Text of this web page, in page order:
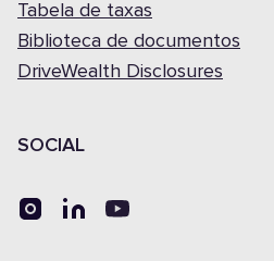
Tabela de taxas
Biblioteca de documentos
DriveWealth Disclosures
SOCIAL